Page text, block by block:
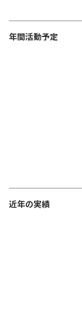
年間活動予定
近年の実績